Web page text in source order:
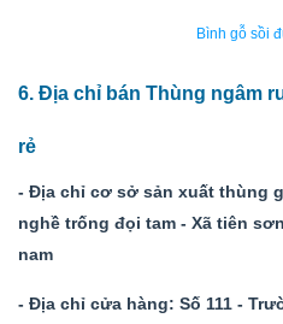
Bình gỗ sồi
6. Địa chỉ bán Thùng ngâm
rẻ
- Địa chỉ cơ sở sản xuất thùng
nghề trống đọi tam - Xã tiên
nam
- Địa chỉ cửa hàng: Số 111 -